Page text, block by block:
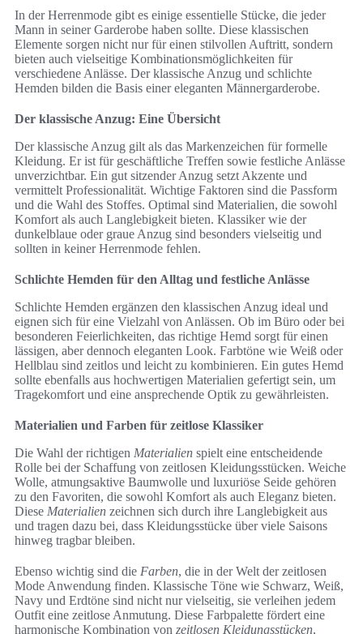
In der Herrenmode gibt es einige essentielle Stücke, die jeder
Mann in seiner Garderobe haben sollte. Diese klassischen
Elemente sorgen nicht nur für einen stilvollen Auftritt, sondern
bieten auch vielseitige Kombinationsmöglichkeiten für
verschiedene Anlässe. Der klassische Anzug und schlichte
Hemden bilden die Basis einer eleganten Männergarderobe.
Der klassische Anzug: Eine Übersicht
Der klassische Anzug gilt als das Markenzeichen für formelle
Kleidung. Er ist für geschäftliche Treffen sowie festliche Anlässe
unverzichtbar. Ein gut sitzender Anzug setzt Akzente und
vermittelt Professionalität. Wichtige Faktoren sind die Passform
und die Wahl des Stoffes. Optimal sind Materialien, die sowohl
Komfort als auch Langlebigkeit bieten. Klassiker wie der
dunkelblaue oder graue Anzug sind besonders vielseitig und
sollten in keiner Herrenmode fehlen.
Schlichte Hemden für den Alltag und festliche Anlässe
Schlichte Hemden ergänzen den klassischen Anzug ideal und
eignen sich für eine Vielzahl von Anlässen. Ob im Büro oder bei
besonderen Feierlichkeiten, das richtige Hemd sorgt für einen
lässigen, aber dennoch eleganten Look. Farbtöne wie Weiß oder
Hellblau sind zeitlos und leicht zu kombinieren. Ein gutes Hemd
sollte ebenfalls aus hochwertigen Materialien gefertigt sein, um
Tragekomfort und eine ansprechende Optik zu gewährleisten.
Materialien und Farben für zeitlose Klassiker
Die Wahl der richtigen Materialien spielt eine entscheidende
Rolle bei der Schaffung von zeitlosen Kleidungsstücken. Weiche
Wolle, atmungsaktive Baumwolle und luxuriöse Seide gehören
zu den Favoriten, die sowohl Komfort als auch Eleganz bieten.
Diese Materialien zeichnen sich durch ihre Langlebigkeit aus
und tragen dazu bei, dass Kleidungsstücke über viele Saisons
hinweg tragbar bleiben.
Ebenso wichtig sind die Farben, die in der Welt der zeitlosen
Mode Anwendung finden. Klassische Töne wie Schwarz, Weiß,
Navy und Erdtöne sind nicht nur vielseitig, sie verleihen jedem
Outfit eine zeitlose Anmutung. Diese Farbpalette fördert eine
harmonische Kombination von zeitlosen Kleidungsstücken,